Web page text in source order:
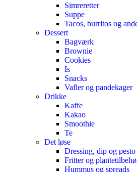
Simreretter
Suppe
Tacos, burritos og
Dessert
Bagværk
Brownie
Cookies
Is
Snacks
Vafler og pandekager
Drikke
Kaffe
Kakao
Smoothie
Te
Det løse
Dressing, dip og pesto
Fritter og
Hummus og spreads